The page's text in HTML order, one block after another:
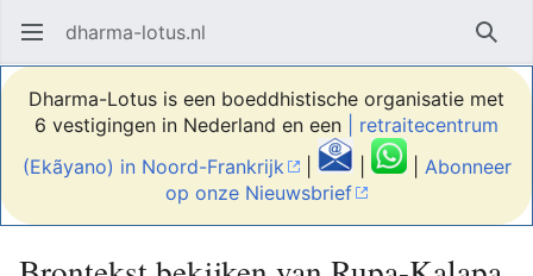
Hoofdmenu openen dharma-lotus.nl
Dharma-Lotus is een boeddhistische organisatie met
6 vestigingen in Nederland en een
| retraitecentrum
(Ekãyano) in Noord-Frankrijk
| | Abonneer
op onze Nieuwsbrief